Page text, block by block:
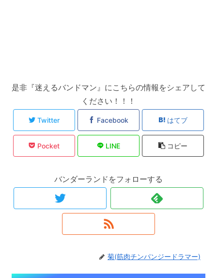
是非『迷えるバンドマン』にこちらの情報をシェアして
ください！！！
Twitter Facebook はてブ
Pocket LINE コピー
バンダーランドをフォローする
菊(筋肉チンパンジードラマー)